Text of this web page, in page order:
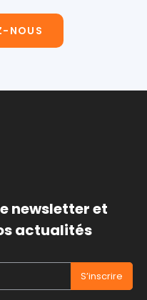
NOUS
newsletter et
actualités